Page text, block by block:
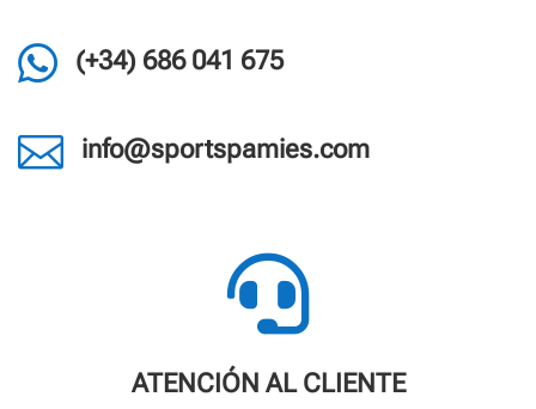
 (+34) 686 041 675
 info@sportspamies.com

ATENCIÓN AL CLIENTE